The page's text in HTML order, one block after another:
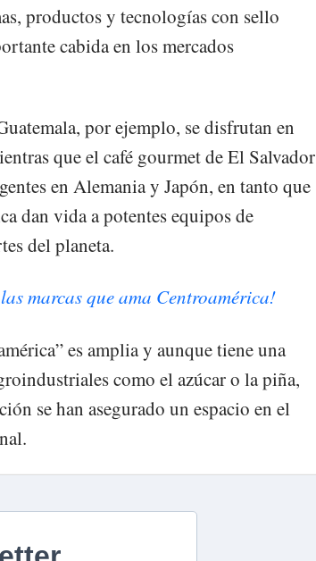
productos y tecnologías con sello
cabida en los mercados
por ejemplo, se disfrutan en
que el café gourmet de El Salvador
en Alemania y Japón, en tanto que
dan vida a potentes equipos de
del planeta.
las marcas que ama Centroamérica!
es amplia y aunque tiene una
como el azúcar o la piña,
se han asegurado un espacio en el